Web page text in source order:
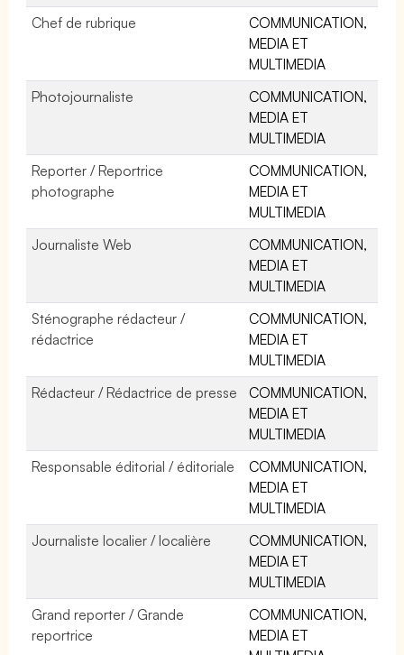
Chef de rubrique
COMMUNICATION,
MEDIA ET
MULTIMEDIA
Photojournaliste
COMMUNICATION,
MEDIA ET
MULTIMEDIA
Reporter / Reportrice
photographe
COMMUNICATION,
MEDIA ET
MULTIMEDIA
Journaliste Web
COMMUNICATION,
MEDIA ET
MULTIMEDIA
Sténographe rédacteur /
rédactrice
COMMUNICATION,
MEDIA ET
MULTIMEDIA
Rédacteur / Rédactrice de presse
COMMUNICATION,
MEDIA ET
MULTIMEDIA
Responsable éditorial / éditoriale
COMMUNICATION,
MEDIA ET
MULTIMEDIA
Journaliste localier / localière
COMMUNICATION,
MEDIA ET
MULTIMEDIA
Grand reporter / Grande
reportrice
COMMUNICATION,
MEDIA ET